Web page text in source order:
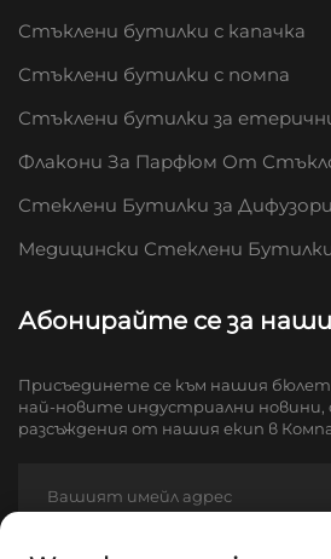
Стъклени бутилки с капачка
Стъклени бутилки с помпа
Стъклени бутилки за
Флакони За Парфюм От
Стеклени Бутилки за Дифузори
Медицински Стеклени
Абонирайте се за
Присъединете се към нашия
най-новите индустриални новини,
разсъждения от нашия екип в